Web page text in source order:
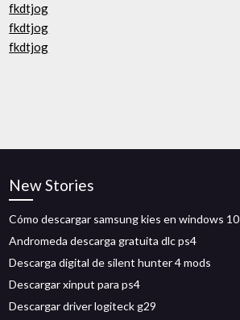
fkdtjog
fkdtjog
fkdtjog
New Stories
Cómo descargar samsung kies en windows 10
Andromeda descarga gratuita dlc ps4
Descarga digital de silent hunter 4 mods
Descargar xinput para ps4
Descargar driver logiteck g29